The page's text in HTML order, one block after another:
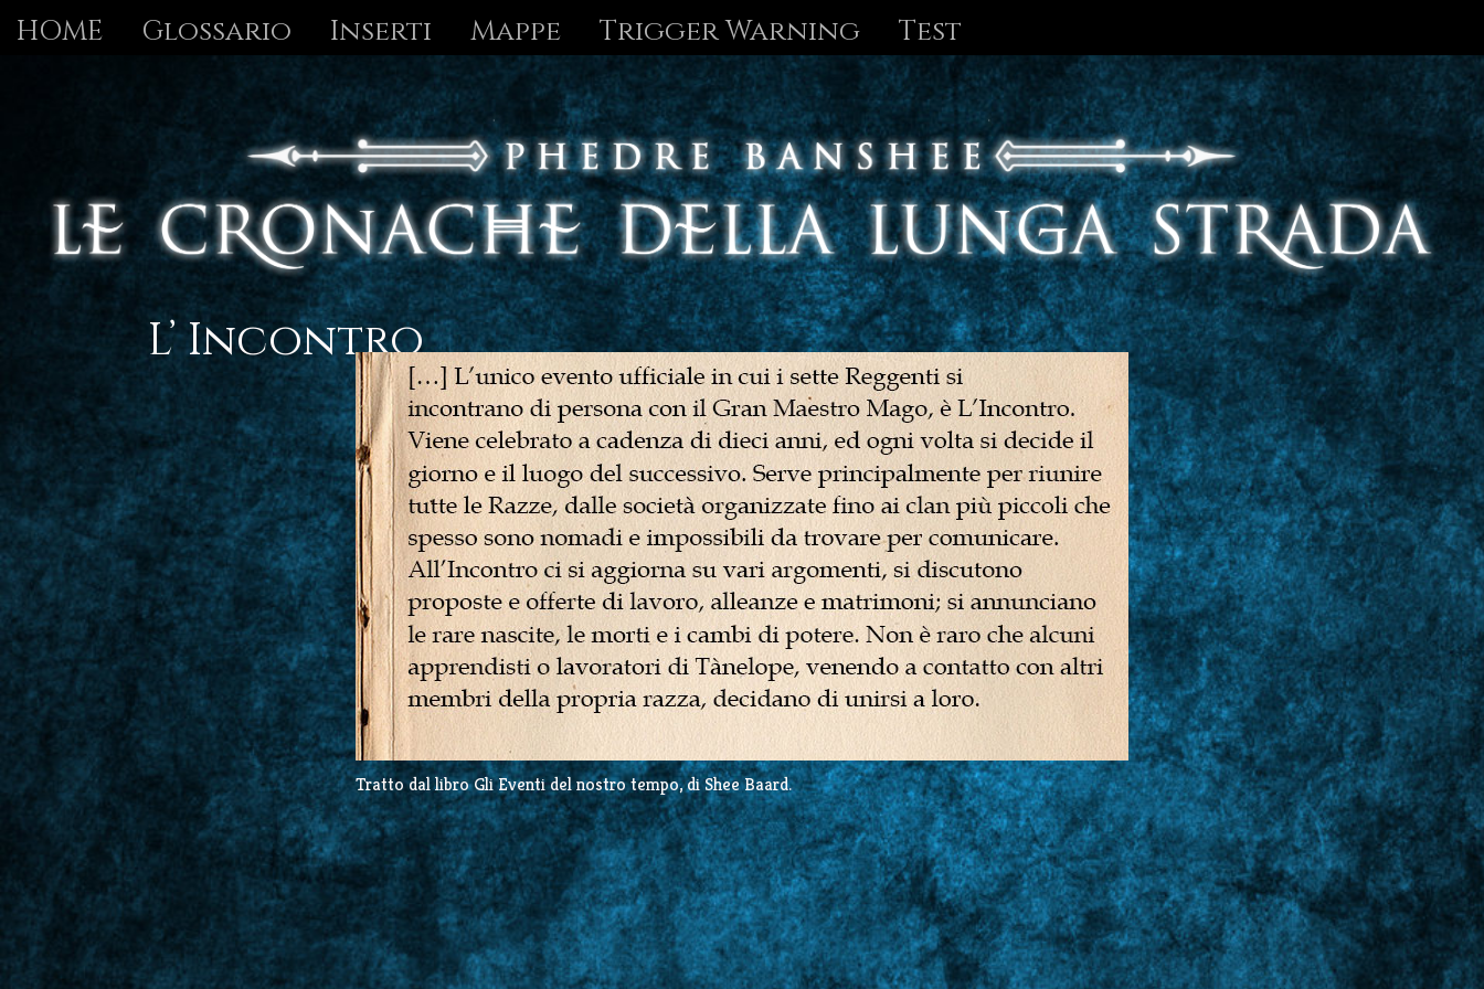
Skip
HOME Glossario Inserti Mappe Trigger Warning Test
L’ Incontro
Tratto dal libro Gli Eventi del nostro tempo, di Shee Baard.